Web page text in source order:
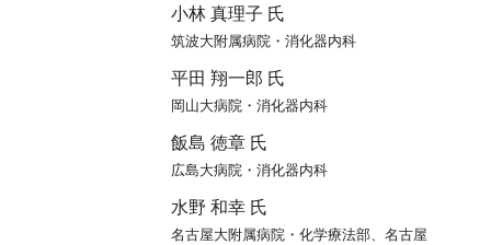
小林 真理子 氏
筑波大附属病院・消化器内科
平田 翔一郎 氏
岡山大病院・消化器内科
飯島 徳章 氏
広島大病院・消化器内科
水野 和幸 氏
名古屋大附属病院・化学療法部、名古屋